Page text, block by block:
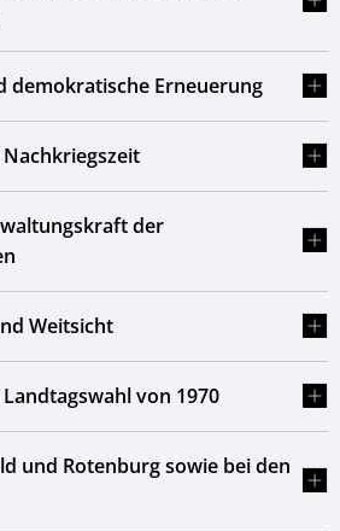
demokratische Erneuerung
der
Weitsicht
von 1970
und Rotenburg sowie bei den